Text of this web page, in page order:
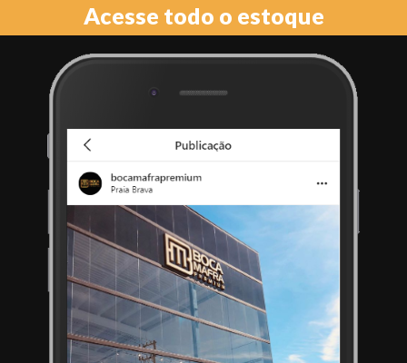
Acesse todo o estoque